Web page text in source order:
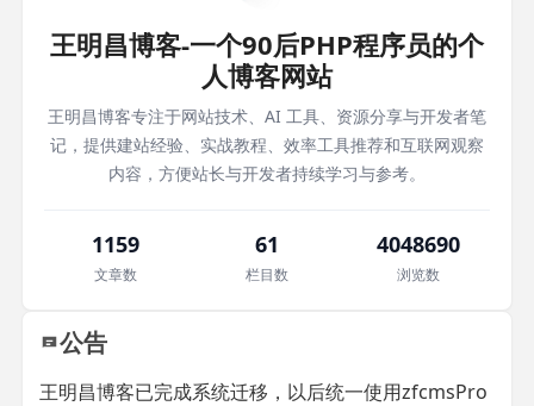
王明昌博客-一个90后PHP程序员的个
人博客网站
王明昌博客专注于网站技术、AI 工具、资源分享与开发者笔
记，提供建站经验、实战教程、效率工具推荐和互联网观察
内容，方便站长与开发者持续学习与参考。
1159
文章数
61
栏目数
4048690
浏览数
公告
王明昌博客已完成系统迁移，以后统一使用zfcmsPro